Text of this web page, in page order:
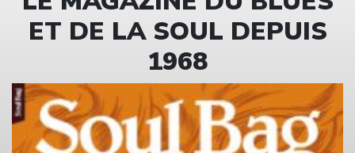
ET DE LA SOUL DEPUIS
1968